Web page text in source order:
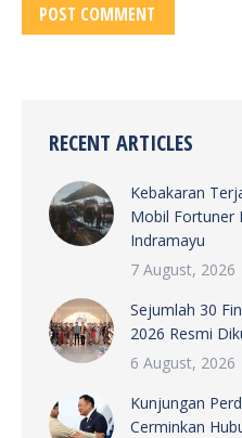
POST COMMENT
RECENT ARTICLES
Kebakaran
Mobil Fortuner
Indramayu
7 August, 2026
Sejumlah 30
2026 Resmi
6 August, 2026
Kunjungan
Cerminkan